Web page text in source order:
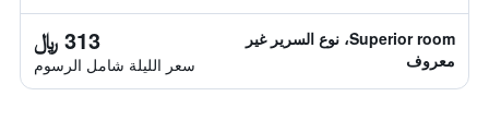
Superior room، نوع السرير غير
معروف
313 ﷼
سعر الليلة شامل الرسوم